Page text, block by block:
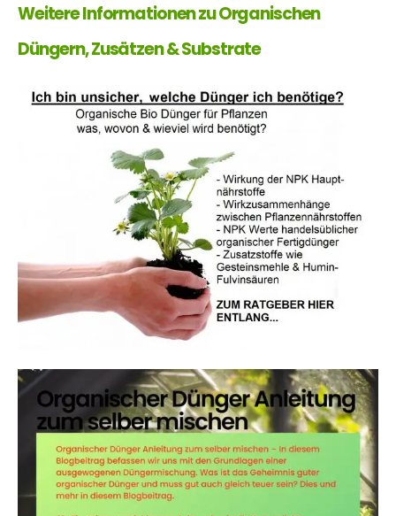
Weitere Informationen zu Organischen
Düngern, Zusätzen & Substrate